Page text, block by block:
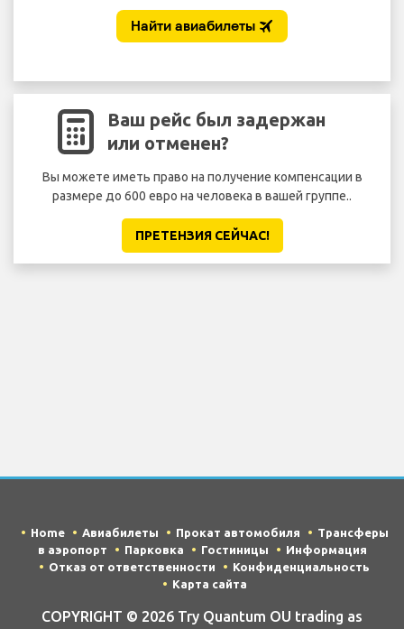
Ваш рейс был задержан
или отменен?
Вы можете иметь право на получение компенсации в
размере до 600 евро на человека в вашей группе..
ПРЕТЕНЗИЯ CЕЙЧАС!
Home Авиабилеты Прокат автомобиля
Трансферы
в аэропорт
Парковка Гостиницы
Информация
Отказ от ответственности
Конфиденциальность
Карта сайта
COPYRIGHT © 2026 Try Quantum OU trading as